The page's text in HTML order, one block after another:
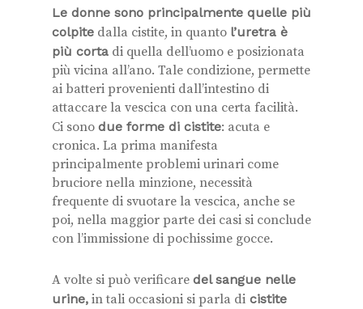
Le donne sono principalmente quelle più
colpite dalla cistite, in quanto l’uretra è
più corta di quella dell’uomo e posizionata
più vicina all’ano. Tale condizione, permette
ai batteri provenienti dall’intestino di
attaccare la vescica con una certa facilità.
Ci sono due forme di cistite: acuta e
cronica. La prima manifesta
principalmente problemi urinari come
bruciore nella minzione, necessità
frequente di svuotare la vescica, anche se
poi, nella maggior parte dei casi si conclude
con l’immissione di pochissime gocce.
A volte si può verificare del sangue nelle
urine, in tali occasioni si parla di cistite